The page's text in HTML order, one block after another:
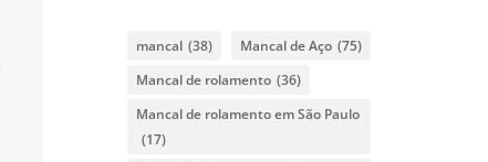
mancal (38) Mancal de Aço (75)
Mancal de rolamento (36)
Mancal de rolamento em São Paulo
(17)